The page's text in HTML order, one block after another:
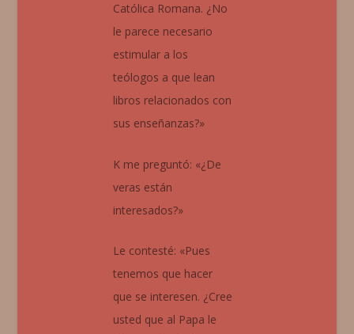
Católica Romana. ¿No
le parece necesario
estimular a los
teólogos a que lean
libros relacionados con
sus enseñanzas?»
K me preguntó: «¿De
veras están
interesados?»
Le contesté: «Pues
tenemos que hacer
que se interesen. ¿Cree
usted que al Papa le